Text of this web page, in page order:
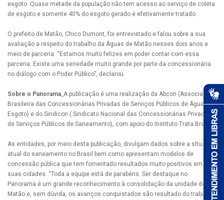
esgoto. Quase metade da população não tem acesso ao serviço de coleta
de esgoto e somente 40% do esgoto gerado é efetivamente tratado.
O prefeito de Matão, Chico Dumont, foi entrevistado e falou sobre a sua
avaliação a respeito do trabalho da Águas de Matão nesses dois anos e
meio de parceria. “Estamos muito felizes em poder contar com essa
parceria. Existe uma seriedade muito grande por parte da concessionária
no diálogo com o Poder Público”, declarou.
Sobre o Panorama _A publicação é uma realização da Abcon (Associação
Brasileira das Concessionárias Privadas de Serviços Públicos de Água e
Esgoto) e do Sindicon ( Sindicato Nacional das Concessionárias Privadas
de Serviços Públicos de Saneamento), com apoio do Instituto Trata Brasil.
As entidades, por meio desta publicação, divulgam dados sobre a situação
atual do saneamento no Brasil bem como apresentam modelos de
concessão pública que tem fomentado resultados muito positivos em
suas cidades. “Toda a equipe está de parabéns. Ser destaque no
Panorama é um grande reconhecimento à consolidação da unidade de
Matão e, sem dúvida, os avanços conquistados são resultado do trabalho